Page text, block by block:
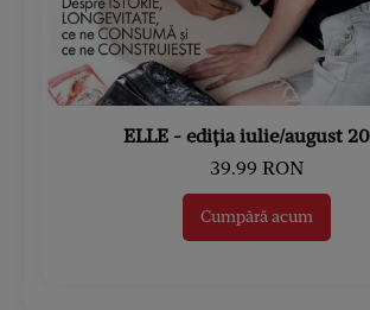
ELLE - ediția iulie/august
39.99 RON
Cumpără acum